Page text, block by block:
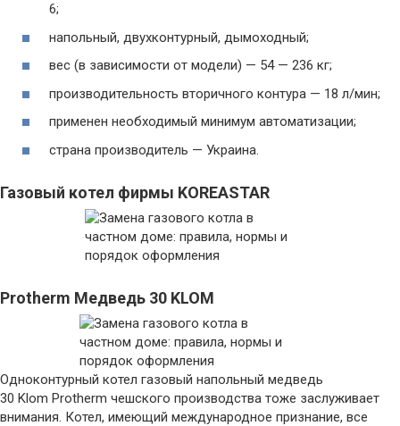
6;
напольный, двухконтурный, дымоходный;
вес (в зависимости от модели) — 54 — 236 кг;
производительность вторичного контура — 18 л/мин;
применен необходимый минимум автоматизации;
страна производитель — Украина.
Газовый котел фирмы KOREASTAR
Protherm Медведь 30 KLOM
Одноконтурный котел газовый напольный медведь
30 Klom Protherm чешского производства тоже заслуживает
внимания. Котел, имеющий международное признание, все